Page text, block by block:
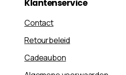
Klantenservice
Contact
Retourbeleid
Cadeaubon